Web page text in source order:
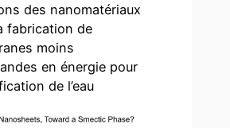
des nanomatériaux
fabrication de
moins
en énergie pour
de l’eau